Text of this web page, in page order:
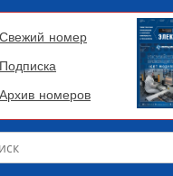
Свежий номер
Подписка
Архив номеров